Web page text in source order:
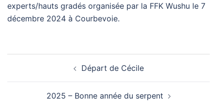
experts/hauts gradés organisée par la FFK Wushu le 7
décembre 2024 à Courbevoie.
Départ de Cécile
2025 – Bonne année du serpent